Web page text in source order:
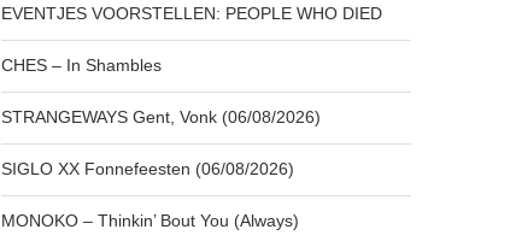
EVENTJES VOORSTELLEN: PEOPLE WHO DIED
CHES – In Shambles
STRANGEWAYS Gent, Vonk (06/08/2026)
SIGLO XX Fonnefeesten (06/08/2026)
MONOKO – Thinkin’ Bout You (Always)